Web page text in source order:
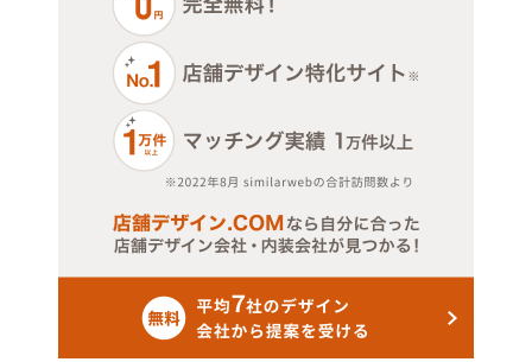
名古屋市熱田区
名古屋市中川区
名古屋市港区
名古屋市南区
名古屋市守山区
名古屋市緑区
名古屋市名東区